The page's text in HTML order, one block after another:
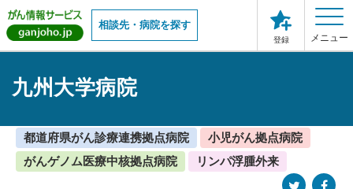
相談先・病院を探す
登録 メニュー
九州大学病院
都道府県がん診療連携拠点病院
小児がん拠点病院
がんゲノム医療中核拠点病院
リンパ浮腫外来